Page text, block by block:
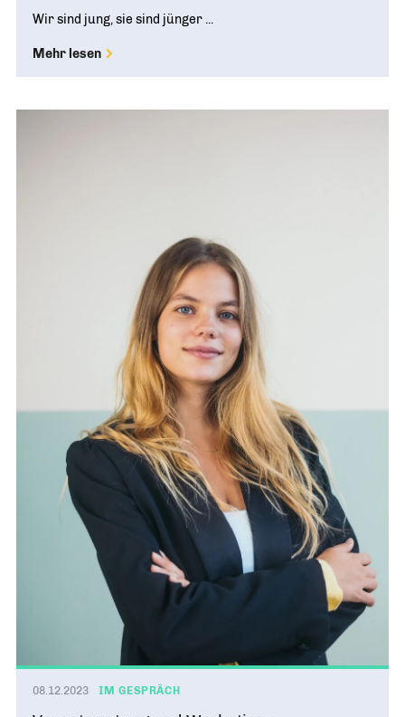
Wir sind jung, sie sind jünger ...
Mehr lesen
08.12.2023 IM GESPRÄCH